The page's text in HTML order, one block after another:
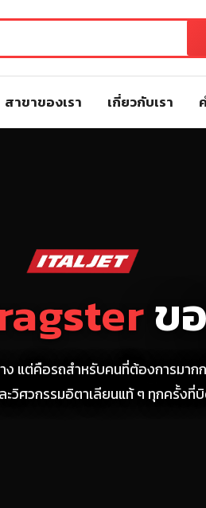
สาขาของเรา เกี่ยวกับเรา
ข
ง แต่คือรถสำหรับคนที่ต้องการมา
วิศวกรรมอิตาเลียนแท้ ๆ ทุกครั้งที่